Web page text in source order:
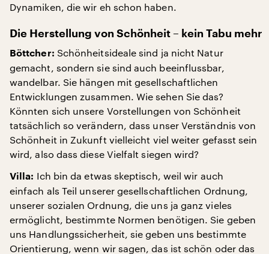
Dynamiken, die wir eh schon haben.
Die Herstellung von Schönheit – kein Tabu mehr
Böttcher: Schönheitsideale sind ja nicht Natur
gemacht, sondern sie sind auch beeinflussbar,
wandelbar. Sie hängen mit gesellschaftlichen
Entwicklungen zusammen. Wie sehen Sie das?
Könnten sich unsere Vorstellungen von Schönheit
tatsächlich so verändern, dass unser Verständnis von
Schönheit in Zukunft vielleicht viel weiter gefasst sein
wird, also dass diese Vielfalt siegen wird?
Villa: Ich bin da etwas skeptisch, weil wir auch
einfach als Teil unserer gesellschaftlichen Ordnung,
unserer sozialen Ordnung, die uns ja ganz vieles
ermöglicht, bestimmte Normen benötigen. Sie geben
uns Handlungssicherheit, sie geben uns bestimmte
Orientierung, wenn wir sagen, das ist schön oder das